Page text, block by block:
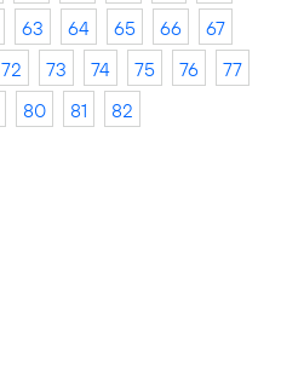
63 64 65 66
67
72 73 74 75 76
77
80 81 82